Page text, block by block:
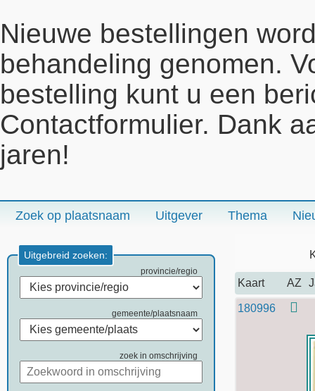
Nieuwe bestellingen
behandeling genomen.
bestelling kunt u een
Contactformulier. Dank
jaren!
Zoek op plaatsnaam Uitgever Thema
Uitgebreid zoeken:
provincie/regio
gemeente/plaatsnaam
zoek in omschrijving
Kaart AZ
180996